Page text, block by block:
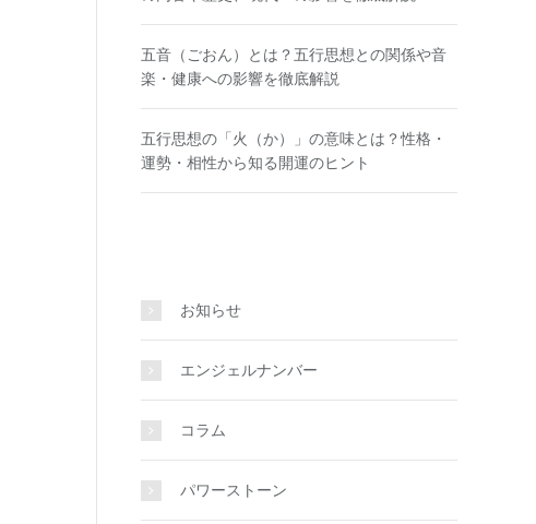
五音（ごおん）とは？五行思想との関係や音
楽・健康への影響を徹底解説
五行思想の「火（か）」の意味とは？性格・
運勢・相性から知る開運のヒント
お知らせ
エンジェルナンバー
コラム
パワーストーン